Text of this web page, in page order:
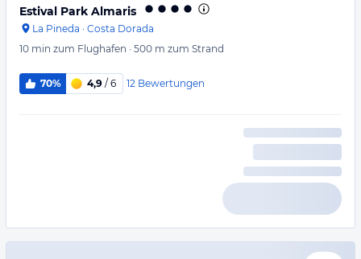
Estival Park Almaris
La Pineda · Costa Dorada
10 min zum Flughafen · 500 m zum Strand
70% 4,9 / 6 12 Bewertungen